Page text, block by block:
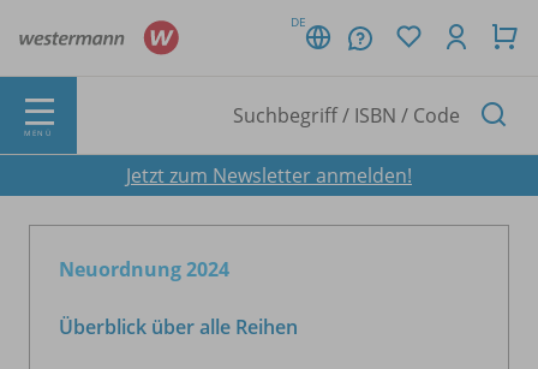
DE
MENÜ
Jetzt zum Newsletter anmelden!
Neuordnung 2024
Überblick über alle Reihen